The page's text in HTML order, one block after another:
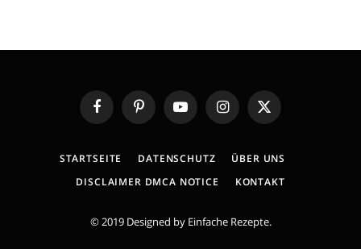
FacebookPinterestYouTubeInstagram
X
(Twitter)
STARTSEITE DATENSCHUTZ
ÜBER UNS
DISCLAIMER DMCA NOTICE
KONTAKT
© 2019 Designed by Einfache Rezepte.